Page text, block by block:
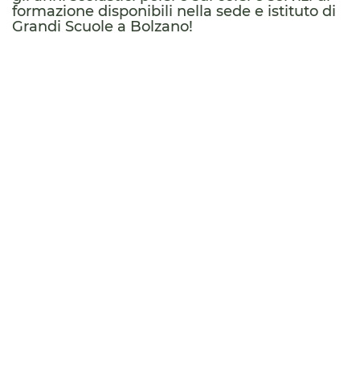
formazione disponibili nella sede e istituto di
Grandi Scuole a Bolzano!